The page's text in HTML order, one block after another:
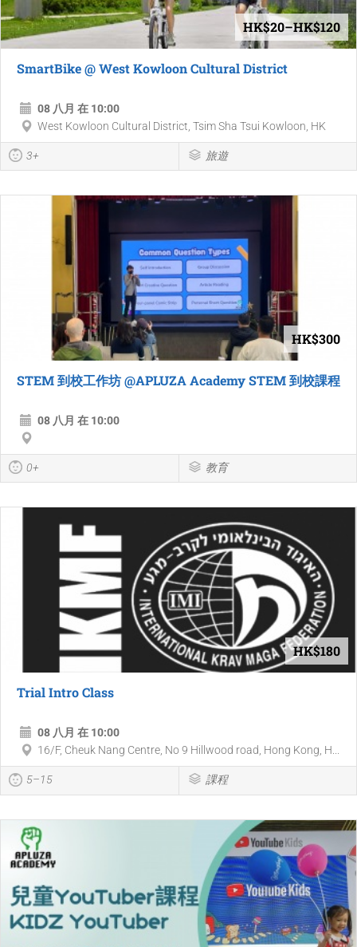
HK$20–HK$120
SmartBike @ West Kowloon Cultural District
08 八月 在 10:00
West Kowloon Cultural District, Tsim Sha Tsui Kowloon, HK
3+ 旅遊
HK$300
STEM 到校工作坊 @APLUZA Academy STEM 到校課程
08 八月 在 10:00
0+ 教育
HK$180
Trial Intro Class
08 八月 在 10:00
16/F, Cheuk Nang Centre, No 9 Hillwood road, Hong Kong, H...
5–15 課程